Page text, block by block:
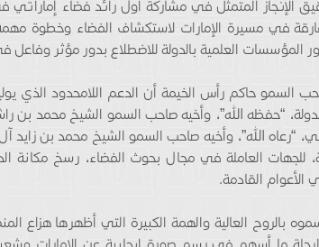
الإنجاز المتمثل في مشاركة أول رائد فضاء إماراتي
في مسيرة الإمارات لاستكشاف الفضاء وخطوة مهمة
المؤسسات العلمية بالدولة للاضطلاع بدور مؤثر وفاعل
السمو حاكم رأس الخيمة أن الدعم اللامحدود الذي
“حفظه الله”، وأخيه صاحب السمو الشيخ محمد بن
“رعاه الله”، وأخيه صاحب السمو الشيخ محمد بن زايد
للجهات العاملة في مجال بحوث الفضاء، رسخ
الأعوام القادمة.
بالروح العالية والهمة الكبيرة التي أظهرها هزاع